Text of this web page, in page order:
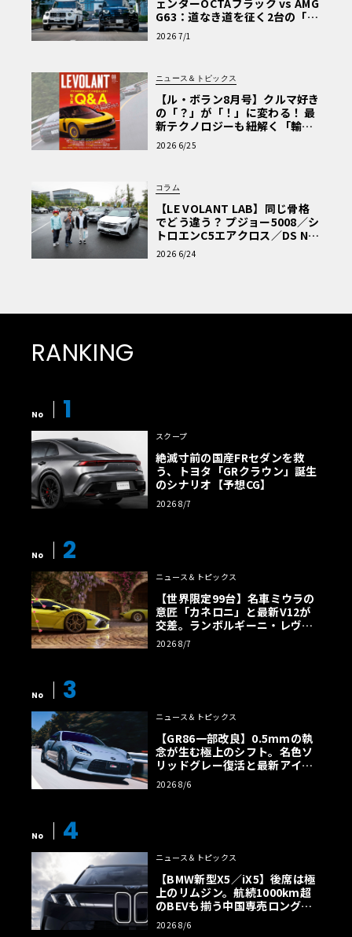
ェンダーOCTAブラック vs AMG
G63：道なき道を征く2台の「対
極的アプローチ」
2026 7/1
ニュース＆トピックス
【ル・ボラン8月号】クルマ好き
の「？」が「！」に変わる！ 最
新テクノロジーも紐解く「輸入
車Q&A」
2026 6/25
コラム
【LE VOLANT LAB】同じ骨格
でどう違う？ プジョー5008／シ
トロエンC5エアクロス／DS Nº4
読者一気乗りレポート
2026 6/24
RANKING
No 1
スクープ
絶滅寸前の国産FRセダンを救
う、トヨタ「GRクラウン」誕生
のシナリオ【予想CG】
2026 8/7
No 2
ニュース＆トピックス
【世界限定99台】名車ミウラの
意匠「カネロニ」と最新V12が
交差。ランボルギーニ・レヴエ
ルトに60周年記念車が登場
2026 8/7
No 3
ニュース＆トピックス
【GR86一部改良】0.5mmの執
念が生む極上のシフト。名色ソ
リッドグレー復活と最新アイサ
イトでFRの極みへ
2026 8/6
No 4
ニュース＆トピックス
【BMW新型X5／iX5】後席は極
上のリムジン。航続1000km超
のBEVも揃う中国専売ロング仕
様の全貌
2026 8/6